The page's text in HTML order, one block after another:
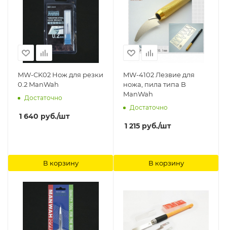
MW-CK02 Нож для резки
0.2 ManWah
Достаточно
1 640 руб./шт
В корзину
MW-4102 Лезвие для
ножа, пила типа B
ManWah
Достаточно
1 215 руб./шт
В корзину